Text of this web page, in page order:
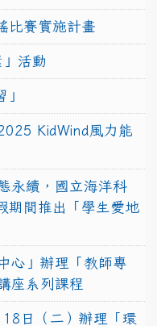
比賽實施計畫
活動
KidWind風力能
永續，國立海洋科
期間推出「學生愛地
心」辦理「教師專
座系列課程
日（二）辦理「環